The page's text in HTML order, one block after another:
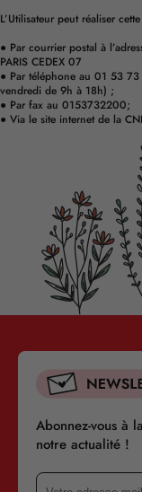
L’Utilisateur peut réaliser
● Par courrier postal à
PARIS CEDEX 07
● Par téléphone au 01 53
vendredi de 9h à 18h) ;
● Par fax au 0153732200;
● Via le site internet de la
Abonnez-vous à
notre actualité !